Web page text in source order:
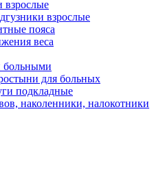
взрослые
взрослые
пояса
веса
больными
для больных
подкладные
наколенники, налокотники